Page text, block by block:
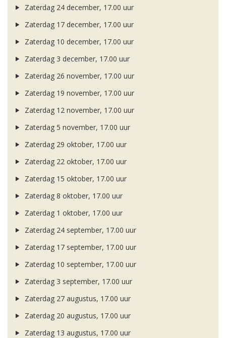
Zaterdag 24 december, 17.00 uur
Zaterdag 17 december, 17.00 uur
Zaterdag 10 december, 17.00 uur
Zaterdag 3 december, 17.00 uur
Zaterdag 26 november, 17.00 uur
Zaterdag 19 november, 17.00 uur
Zaterdag 12 november, 17.00 uur
Zaterdag 5 november, 17.00 uur
Zaterdag 29 oktober, 17.00 uur
Zaterdag 22 oktober, 17.00 uur
Zaterdag 15 oktober, 17.00 uur
Zaterdag 8 oktober, 17.00 uur
Zaterdag 1 oktober, 17.00 uur
Zaterdag 24 september, 17.00 uur
Zaterdag 17 september, 17.00 uur
Zaterdag 10 september, 17.00 uur
Zaterdag 3 september, 17.00 uur
Zaterdag 27 augustus, 17.00 uur
Zaterdag 20 augustus, 17.00 uur
Zaterdag 13 augustus, 17.00 uur